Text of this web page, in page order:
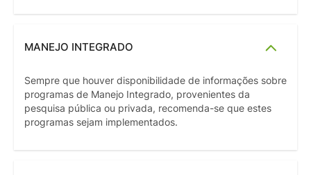
MANEJO INTEGRADO
Sempre que houver disponibilidade de informações sobre
programas de Manejo Integrado, provenientes da
pesquisa pública ou privada, recomenda-se que estes
programas sejam implementados.